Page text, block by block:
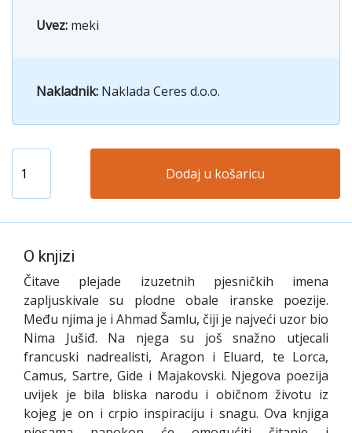
Uvez: meki
Nakladnik: Naklada Ceres d.o.o.
Dodaj u košaricu
O knjizi
Čitave plejade izuzetnih pjesničkih imena
zapljuskivale su plodne obale iranske poezije.
Među njima je i Ahmad Šamlu, čiji je najveći uzor bio
Nima Jušiđ. Na njega su još snažno utjecali
francuski nadrealisti, Aragon i Eluard, te Lorca,
Camus, Sartre, Gide i Majakovski. Njegova poezija
uvijek je bila bliska narodu i običnom životu iz
kojeg je on i crpio inspiraciju i snagu. Ova knjiga